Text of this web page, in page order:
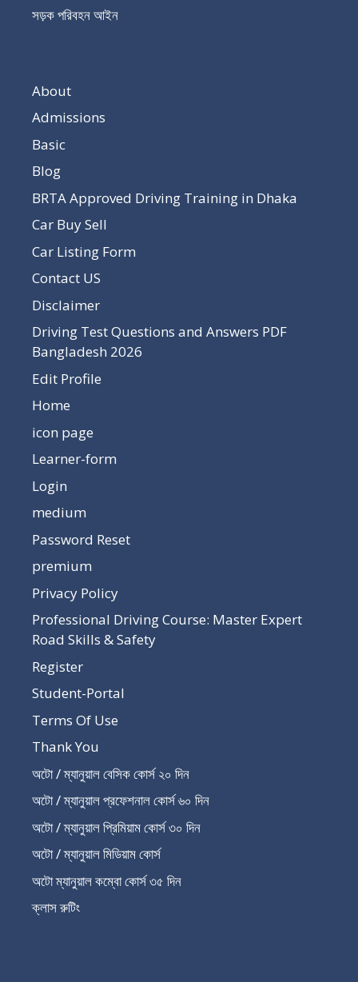
সড়ক পরিবহন আইন
About
Admissions
Basic
Blog
BRTA Approved Driving Training in Dhaka
Car Buy Sell
Car Listing Form
Contact US
Disclaimer
Driving Test Questions and Answers PDF
Bangladesh 2026
Edit Profile
Home
icon page
Learner-form
Login
medium
Password Reset
premium
Privacy Policy
Professional Driving Course: Master Expert
Road Skills & Safety
Register
Student-Portal
Terms Of Use
Thank You
অটো / ম্যানুয়াল বেসিক কোর্স ২০ দিন
অটো / ম্যানুয়াল প্রফেশনাল কোর্স ৬০ দিন
অটো / ম্যানুয়াল প্রিমিয়াম কোর্স ৩০ দিন
অটো / ম্যানুয়াল মিডিয়াম কোর্স
অটো ম্যানুয়াল কম্বো কোর্স ৩৫ দিন
ক্লাস রুটিং